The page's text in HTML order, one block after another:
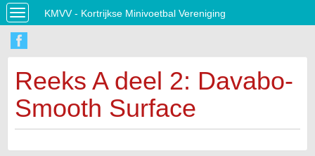
Toggle
navigation
KMVV - Kortrijkse Minivoetbal Vereniging
Reeks A deel 2: Davabo-
Smooth Surface